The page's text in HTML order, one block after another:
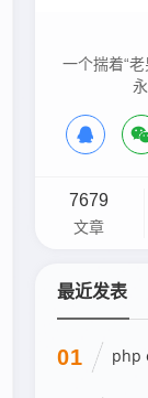
一个揣着“
7679
文章
最近发表
01 php